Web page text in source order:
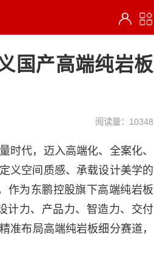
国产高端纯岩板
阅读量：10348
时代，迈入高端化、全案化、
义空间质感、承载设计美学的
作为东鹏控股旗下高端纯岩板
计力、产品力、智造力、交付
准布局高端纯岩板细分赛道，